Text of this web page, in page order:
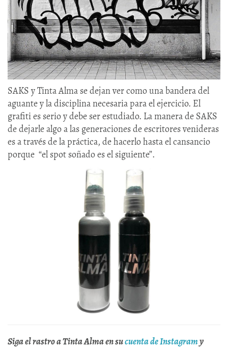
SAKS y Tinta Alma se dejan ver como una bandera del
aguante y la disciplina necesaria para el ejercicio. El
grafiti es serio y debe ser estudiado. La manera de SAKS
de dejarle algo a las generaciones de escritores venideras
es a través de la práctica, de hacerlo hasta el cansancio
porque “el spot soñado es el siguiente”.
Siga el rastro a Tinta Alma en sucuenta de Instagramy